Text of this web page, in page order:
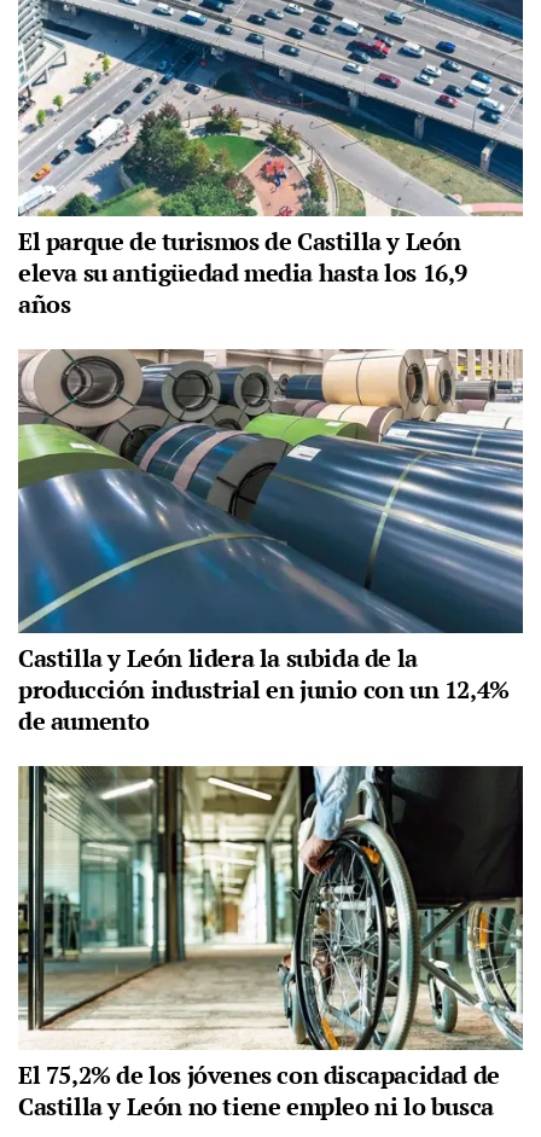
El parque de turismos de Castilla y León
eleva su antigüedad media hasta los 16,9
años
Castilla y León lidera la subida de la
producción industrial en junio con un 12,4%
de aumento
El 75,2% de los jóvenes con discapacidad de
Castilla y León no tiene empleo ni lo busca